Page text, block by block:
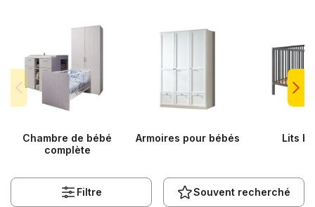
Chambre de bébé
complète
Armoires pour bébés Lits
Filtre Souvent recherché